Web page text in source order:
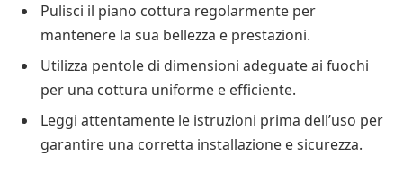
Pulisci il piano cottura regolarmente per
mantenere la sua bellezza e prestazioni.
Utilizza pentole di dimensioni adeguate ai fuochi
per una cottura uniforme e efficiente.
Leggi attentamente le istruzioni prima dell’uso per
garantire una corretta installazione e sicurezza.